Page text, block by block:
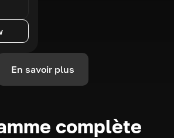
En savoir plus
complète